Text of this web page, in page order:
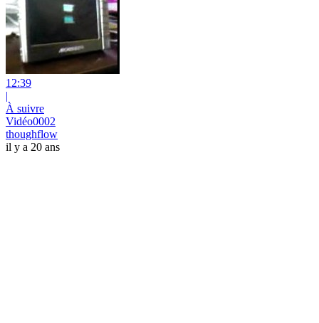
12:39
|
À suivre
Vidéo0002
thoughflow
il y a 20 ans